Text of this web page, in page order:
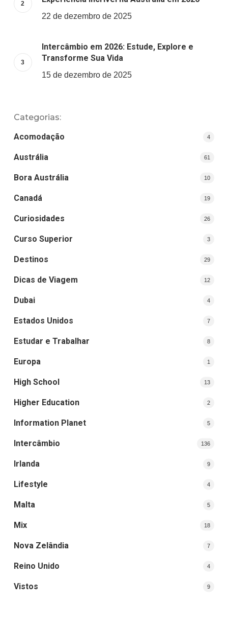
22 de dezembro de 2025
Intercâmbio em 2026: Estude, Explore e
Transforme Sua Vida
15 de dezembro de 2025
Categorias:
Acomodação
4
Austrália 61
Bora Austrália 10
Canadá 19
Curiosidades 26
Curso Superior 3
Destinos 29
Dicas de Viagem 12
Dubai 4
Estados Unidos 7
Estudar e Trabalhar 8
Europa 1
High School 13
Higher Education 2
Information Planet 5
Intercâmbio 136
Irlanda 9
Lifestyle 4
Malta 5
Mix 18
Nova Zelândia 7
Reino Unido 4
Vistos 9